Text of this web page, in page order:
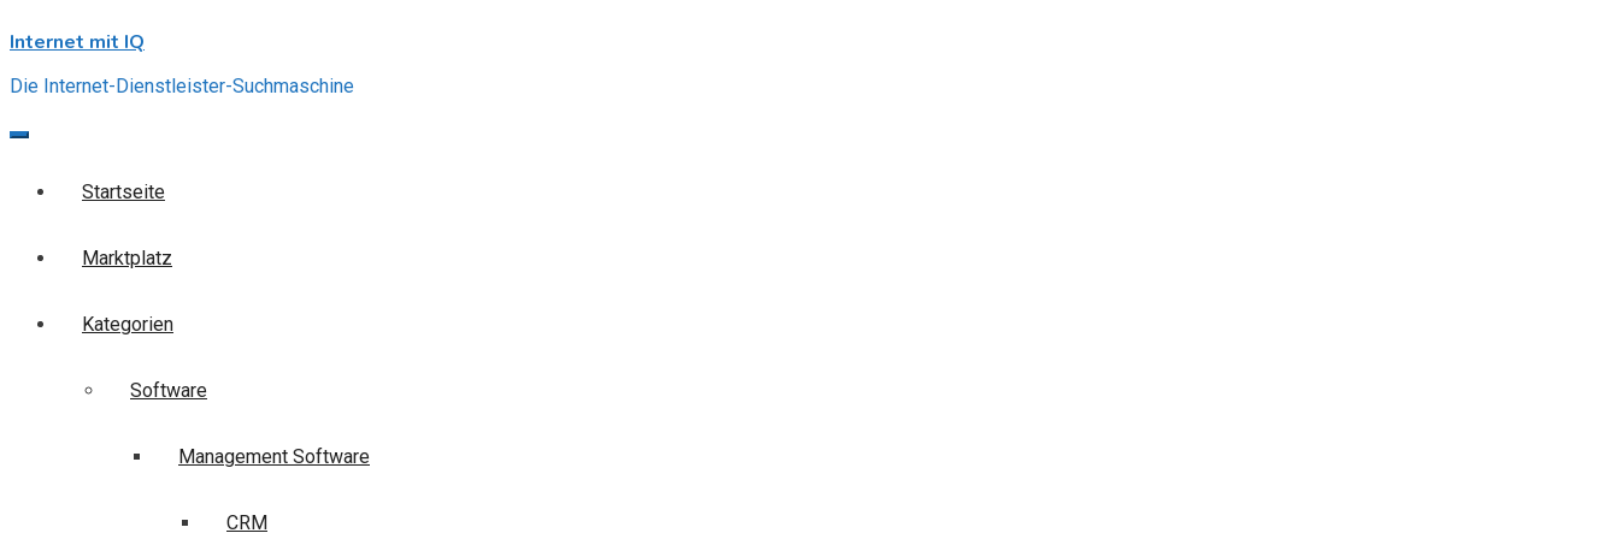
to
Internet mit IQ
Die Internet-Dienstleister-Suchmaschine
Startseite
Marktplatz
Kategorien
Software
Management Software
CRM